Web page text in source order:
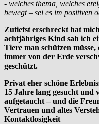
- welches thema, welches
bewegt – sei es im positiven
Zutiefst erschreckt hat
achtjähriges Kind sah ich
Tiere man schützen
immer von der Erde
geschützt.
Privat eher schöne
15 Jahre lang gesucht und
aufgetaucht – und die
Vertrauen und altes
Kontaktlosigkeit